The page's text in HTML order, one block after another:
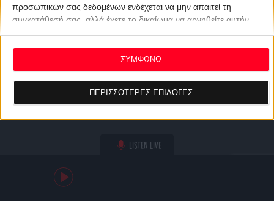
προσωπικών σας δεδομένων ενδέχεται να μην απαιτεί τη
συγκατάθεσή σας, αλλά έχετε το δικαίωμα να αρνηθείτε αυτήν
ανακαλέσετε τη συγκατάθεσή σας ανά πάσα στιγμή
επιστρέφοντας σε αυτόν τον ιστότοπο και κάνοντας κλικ στο
κουμπί "Απορρήτου" στο κάτω μέρος της ιστοσελίδας.
ΠΕΡΙΣΣΟΤΕΡΕΣ ΕΠΙΛΟΓΕΣ
ΣΥΜΦΩΝΩ
LISTEN LIVE